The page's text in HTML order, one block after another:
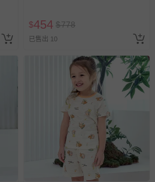
$454 $778
已售出 10